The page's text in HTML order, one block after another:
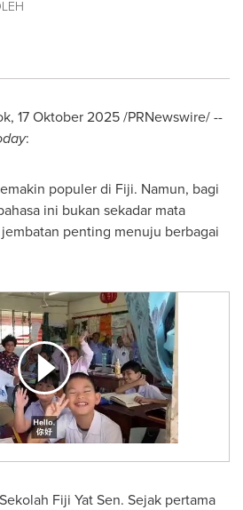
17 Oktober 2025 /PRNewswire/ --
:
populer di Fiji. Namun, bagi
ini bukan sekadar mata
penting menuju berbagai
Fiji Yat Sen. Sejak pertama